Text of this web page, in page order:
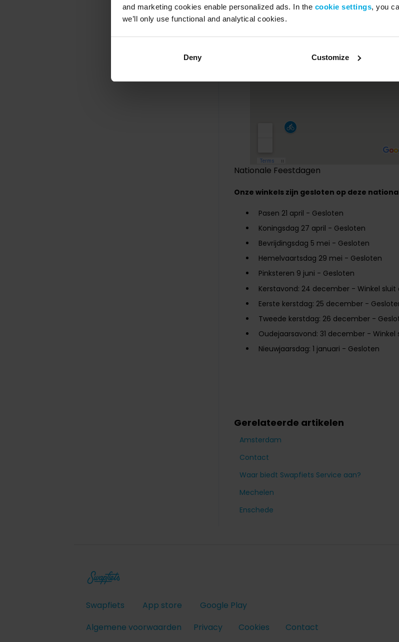
and marketing cookies enable personalized ads. In the cookie settings, you
we’ll only use functional and analytical cookies.
Deny Customize
Nationale Feestdagen
Onze winkels zijn gesloten op deze
Pasen 21 april - Gesloten
Koningsdag 27 april - Gesloten
Bevrijdingsdag 5 mei - Gesloten
Hemelvaartsdag 29 mei - Gesloten
Pinksteren 9 juni - Gesloten
Kerstavond: 24 december - Winkel sluit
Eerste kerstdag: 25 december -
Tweede kerstdag: 26 december -
Oudejaarsavond: 31 december - Winkel
Nieuwjaarsdag: 1 januari - Gesloten
Gerelateerde artikelen
Amsterdam
Contact
Waar biedt Swapfiets Service aan?
Mechelen
Enschede
Swapfiets App store
Google Play
Algemene voorwaarden
Privacy Cookies Contact